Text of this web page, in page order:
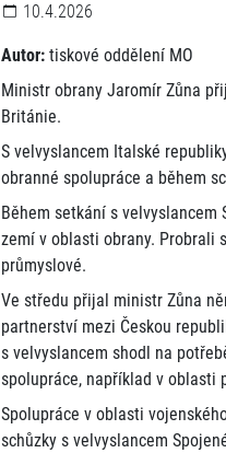
10.4.2026
Autor: tiskové oddělení MO
Ministr obrany Jaromír Zůna
Británie.
S velvyslancem Italské
obranné spolupráce a během
Během setkání s
zemí v oblasti obrany. Probrali
průmyslové.
Ve středu přijal ministr Zůna
partnerství mezi Českou
s velvyslancem shodl na
spolupráce, například v oblasti
Spolupráce v oblasti
schůzky s velvyslancem